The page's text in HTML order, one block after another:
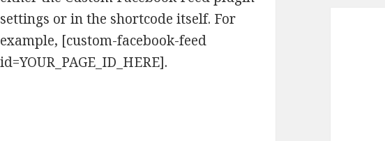
settings or in the shortcode itself. For
example, [custom-facebook-feed
id=YOUR_PAGE_ID_HERE].